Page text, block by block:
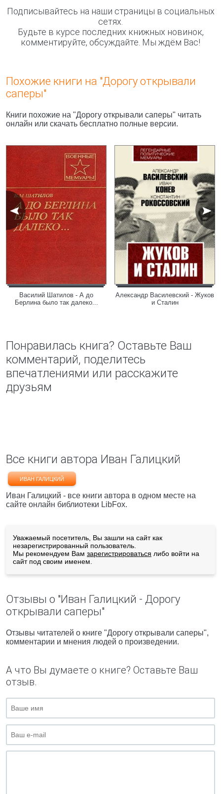
Подписывайтесь на наши страницы в социальных
сетях.
Будьте в курсе последних книжных новинок,
комментируйте, обсуждайте. Мы ждём Вас!
Похожие книги на "Дорогу открывали
саперы"
Книги похожие на "Дорогу открывали саперы" читать
онлайн или скачать бесплатно полные версии.
Василий Шатилов - А до
Берлина было так далеко...
Александр Василевский - Жуков
и Сталин
Понравилась книга? Оставьте Ваш
комментарий, поделитесь
впечатлениями или расскажите
друзьям
Все книги автора Иван Галицкий
ИВАН ГАЛИЦКИЙ
Иван Галицкий - все книги автора в одном месте на
сайте онлайн библиотеки LibFox.
Уважаемый посетитель, Вы зашли на сайт как
незарегистрированный пользователь.
Мы рекомендуем Вам зарегистрироваться либо войти на
сайт под своим именем.
Отзывы о "Иван Галицкий - Дорогу
открывали саперы"
Отзывы читателей о книге "Дорогу открывали саперы",
комментарии и мнения людей о произведении.
А что Вы думаете о книге? Оставьте Ваш
отзыв.